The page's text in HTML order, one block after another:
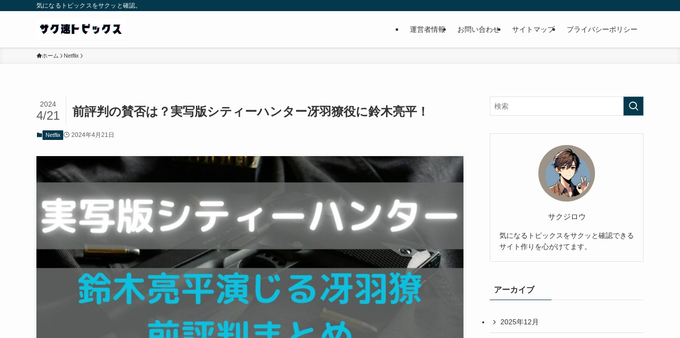
気になるトピックスをサクッと確認。
運営者情報 お問い合わせ サイトマップ プライバシーポリシー
ホーム Netflix
前評判の賛否は？実写版シティーハンター冴羽獠役に鈴木亮平！
2024
4/21
Netflix 2024年4月21日
サクジロウ
気になるトピックスをサクッと確認できる
サイト作りを心がけてます。
アーカイブ
2025年12月